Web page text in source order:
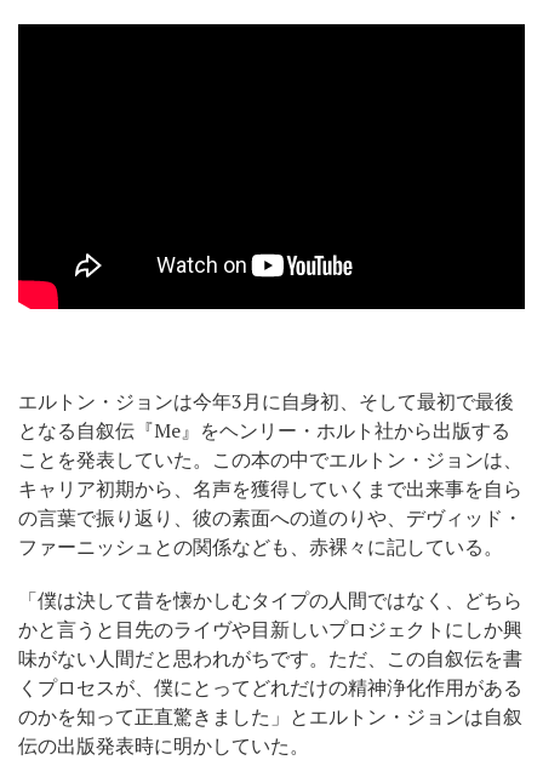
エルトン・ジョンは今年3月に自身初、そして最初で最後
となる自叙伝『Me』をヘンリー・ホルト社から出版する
ことを発表していた。この本の中でエルトン・ジョンは、
キャリア初期から、名声を獲得していくまで出来事を自ら
の言葉で振り返り、彼の素面への道のりや、デヴィッド・
ファーニッシュとの関係なども、赤裸々に記している。
「僕は決して昔を懐かしむタイプの人間ではなく、どちら
かと言うと目先のライヴや目新しいプロジェクトにしか興
味がない人間だと思われがちです。ただ、この自叙伝を書
くプロセスが、僕にとってどれだけの精神浄化作用がある
のかを知って正直驚きました」とエルトン・ジョンは自叙
伝の出版発表時に明かしていた。